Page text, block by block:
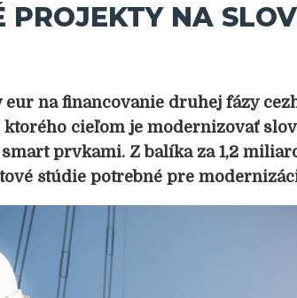
PROJEKTY NA
na financovanie druhej fázy
cieľom je modernizovať
prvkami. Z balíka za 1,2
štúdie potrebné pre